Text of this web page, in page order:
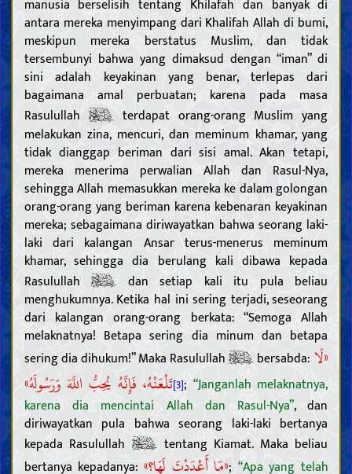
manusia berselisih tentang Khilafah dan banyak di
antara mereka menyimpang dari Khalifah Allah di bumi,
meskipun mereka berstatus Muslim, dan tidak
tersembunyi bahwa yang dimaksud dengan “iman” di
sini adalah keyakinan yang benar, terlepas dari
bagaimana amal perbuatan; karena pada masa
Rasulullah
terdapat orang-orang Muslim yang
melakukan zina, mencuri, dan meminum khamar, yang
tidak dianggap beriman dari sisi amal. Akan tetapi,
mereka menerima perwalian Allah dan Rasul-Nya,
sehingga Allah memasukkan mereka ke dalam golongan
orang-orang yang beriman karena kebenaran keyakinan
mereka; sebagaimana diriwayatkan bahwa seorang laki-
laki dari kalangan Ansar terus-menerus meminum
khamar, sehingga dia berulang kali dibawa kepada
Rasulullah
dan setiap kali itu pula beliau
menghukumnya. Ketika hal ini sering terjadi, seseorang
dari kalangan orang-orang berkata: “Semoga Allah
melaknatnya! Betapa sering dia minum dan betapa
sering dia dihukum!” Maka Rasulullah
bersabda: «لَا
تَلْعَنْهُ، فَإِنَّهُ يُحِبُّ اللَّهَ وَرَسُولَهُ»[3]; “Janganlah melaknatnya,
karena dia mencintai Allah dan Rasul-Nya”, dan
diriwayatkan pula bahwa seorang laki-laki bertanya
kepada Rasulullah
tentang Kiamat. Maka beliau
bertanya kepadanya:«مَا أَعْدَدْتَ لَهَا؟»; “Apa yang telah